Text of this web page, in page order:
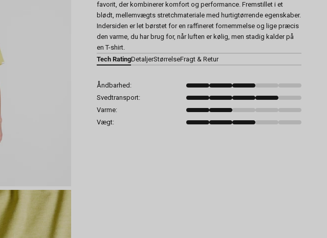
favorit, der kombinerer komfort og performance. Fremstillet i et
blødt, mellemvægts stretchmateriale med hurtigtørrende egenskaber.
Indersiden er let børstet for en raffineret fornemmelse og lige præcis
den varme, du har brug for, når luften er kølig, men stadig kalder på
en T-shirt.
Tech RatingDetaljerStørrelseFragt & Retur
Åndbarhed:
Svedtransport:
Varme:
Vægt: